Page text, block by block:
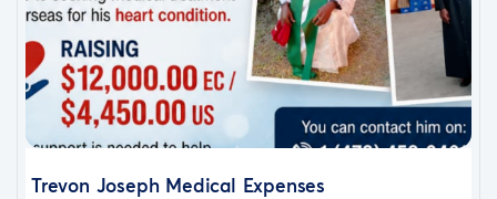
Trevon Joseph Medical Expenses